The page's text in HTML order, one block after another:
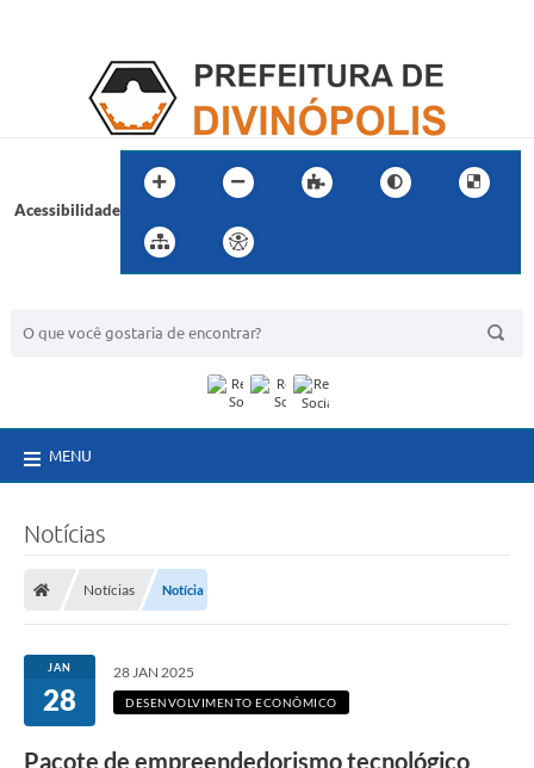
Acessibilidade
MENU
Notícias
Notícias Notícia
JAN
28
28 JAN 2025
DESENVOLVIMENTO ECONÔMICO
Pacote de empreendedorismo tecnológico